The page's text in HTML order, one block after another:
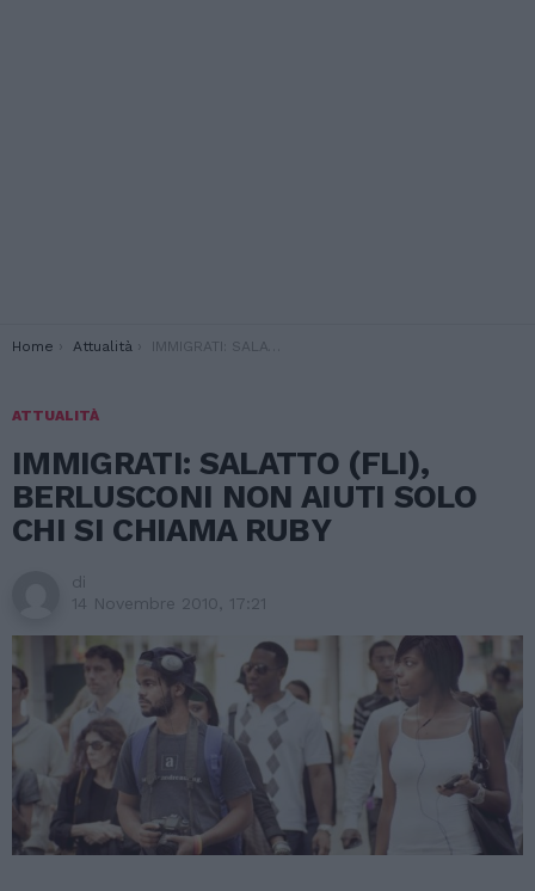
You are here:
Home Attualità IMMIGRATI: SALATTO (FLI), BERLUSCONI NON AIUTI SOLO CHI SI CHIAMA RUBY
ATTUALITÀ
IMMIGRATI: SALATTO (FLI),
BERLUSCONI NON AIUTI SOLO
CHI SI CHIAMA RUBY
di
14 Novembre 2010, 17:21